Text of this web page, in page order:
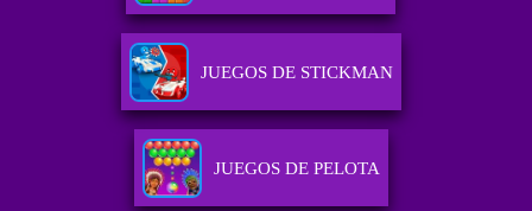
JUEGOS DE STICKMAN
JUEGOS DE PELOTA